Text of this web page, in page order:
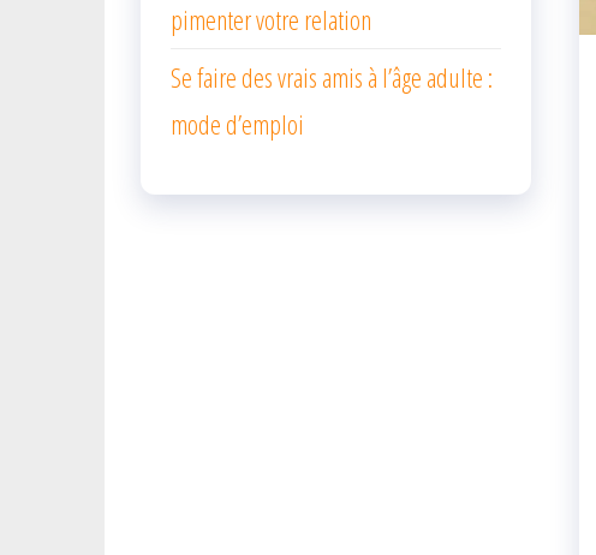
pimenter votre relation
Se faire des vrais amis à l’âge adulte :
mode d’emploi